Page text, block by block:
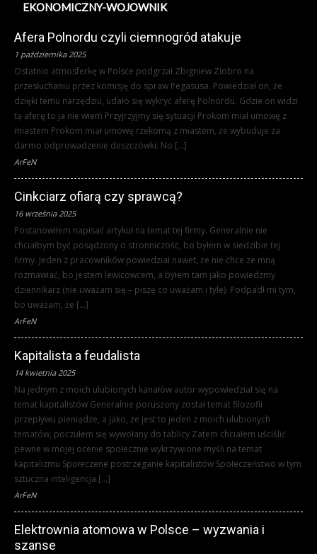
EKONOMICZNY-WOJOWNIK
Afera Polnordu czyli ciemnogród atakuje
1 października 2025
Ostatnio atmosferkę w Polsce podgrzał Zbigniew Ziobro na
przesłuchaniu przez komisję do spraw Pegasusa. Powiedział on, że
dzięki temu narzędziu, udało się wykryć aferę Polnordu. Gdzie on widzi
tą aferę to ja nie wiem Przyjrzyjmy się sytuacji Prokom miał umowę z
miastem Prokom miał umowę rzekomą z miastem, że wybuduje za
darmo odprowadzenie deszczówki. No […]
ArFeN
Cinkciarz ofiarą czy sprawcą?
16 września 2025
Postanowiłem napisać artykuł na temat tej firmy. Generalnie nie
chciałbym być posądzony o stronniczość, bo byłem w siedzibie tej
firmy. Jeden z pracowników powiedział nawet, że nie chce ze mną
rozmawiać, bo jestem lewicowcem, a byłem tam jako powiedzmy
dziennikarz (nie uważam się – piszę co uważam i tyle). Podpadł mi tym,
bo uważam, że […]
ArFeN
Kapitalista a feudalista
14 kwietnia 2025
Na jednym z moich ulubionych kanałów autor wypowiedział się na
temat kapitalistów Generalnie poruszony został temat filozofii
przepływu pieniądze, a jako, że jest to jeden z moich ulubionych
tematów, poczułem się wywołany do tablicy Zatem chciałem uściślić
pewne w mojej ocenie społecznie wykrzywione myśli na temat
kapitalizmu Społeczene postrzeganie kapitalistów Społeczeństwo w tym
sztuczna inteligencja […]
ArFeN
Elektrownia atomowa w Polsce – wyzwania i
szanse